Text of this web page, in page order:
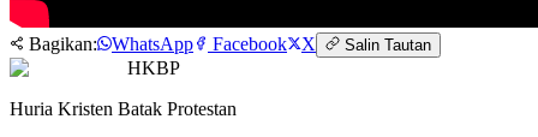
Bagikan: WhatsApp Facebook X Salin Tautan
HKBP
Huria Kristen Batak Protestan